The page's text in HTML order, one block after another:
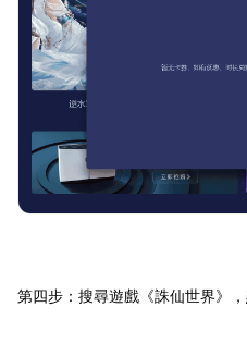
第四步：搜尋遊戲《誅仙世界》